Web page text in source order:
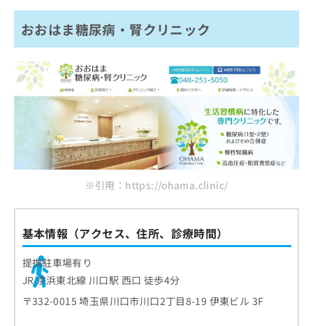
おおはま糖尿病・腎クリニック
※引用：https://ohama.clinic/
基本情報（アクセス、住所、診療時間）
提携駐車場有り
JR 京浜東北線 川口駅 西口 徒歩4分
〒332-0015 埼玉県川口市川口2丁目8-19 伊東ビル 3F